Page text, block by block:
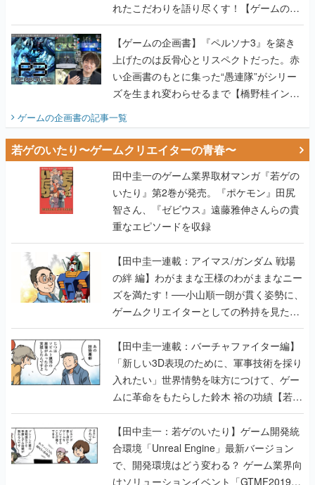
れたこだわりを語り尽くす！【ゲームの企
画書】
【ゲームの企画書】『ペルソナ3』を築き
上げたのは反骨心とリスペクトだった。赤
い企画書のもとに集った“愚連隊”がシリー
ズを生まれ変わらせるまで【橋野桂インタ
ビュー】
ゲームの企画書の記事一覧
若ゲのいたり〜ゲームクリエイターの青春〜
田中圭一のゲーム業界取材マンガ『若ゲの
いたり』第2巻が発売。『ポケモン』田尻
智さん、『ゼビウス』遠藤雅伸さんらの貴
重なエピソードを収録
【田中圭一連載：アイマス/ガンダム 戦場
の絆 編】わがままな王様のわがままなニー
ズを満たす！──小山順一朗が貫く姿勢に、
ゲームクリエイターとしての矜持を見た
【若ゲのいたり最終回】
【田中圭一連載：バーチャファイター編】
「新しい3D表現のために、軍事技術を採り
入れたい」世界情勢を味方につけて、ゲー
ムに革命をもたらした鈴木 裕の功績【若ゲ
のいたり】
【田中圭一：若ゲのいたり】ゲーム開発統
合環境「Unreal Engine」最新バージョン
で、開発環境はどう変わる？ ゲーム業界向
けソリューションイベント「GTMF2019」